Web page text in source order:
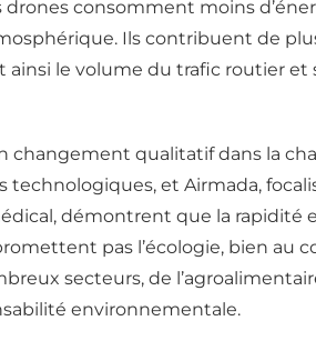
consomment moins
Ils contribuent de
le volume du trafic routier et
changement qualitatif dans la
technologiques, et Airmada,
démontrent que la rapidité
pas l’écologie, bien au
secteurs, de
environnementale.